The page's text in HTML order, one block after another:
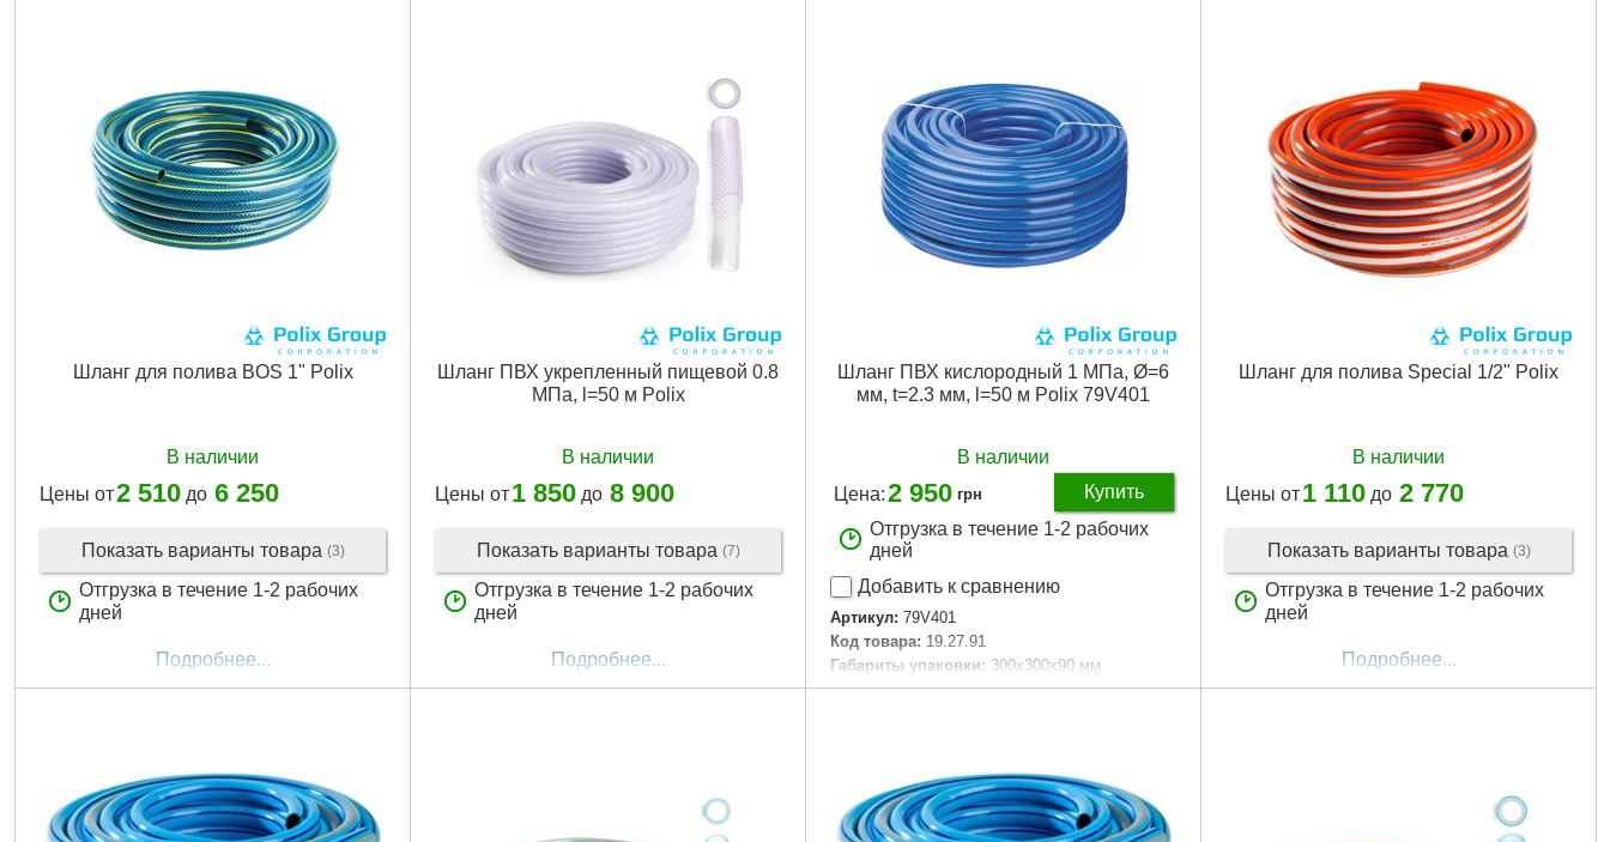
Шланг для полива BOS 1" Polix
В наличии
Цены от2 510 до 6 250
Показать варианты товара (3)
Отгрузка в течение 1-2 рабочих
дней
Подробнее...
Шланг ПВХ укрепленный пищевой 0.8
МПа, l=50 м Polix
В наличии
Цены от1 850 до 8 900
Показать варианты товара (7)
Отгрузка в течение 1-2 рабочих
дней
Подробнее...
Шланг ПВХ кислородный 1 МПа, Ø=6
мм, t=2.3 мм, l=50 м Polix 79V401
В наличии
Цена:2 950 грн
Купить
Отгрузка в течение 1-2 рабочих
дней
Добавить к сравнению
Артикул: 79V401
Код товара: 19.27.91
Габариты упаковки: 300x300x90 мм
Вес брутто: 3,900 г
Шланг для полива Special 1/2" Polix
В наличии
Цены от1 110 до 2 770
Показать варианты товара (3)
Отгрузка в течение 1-2 рабочих
дней
Подробнее...